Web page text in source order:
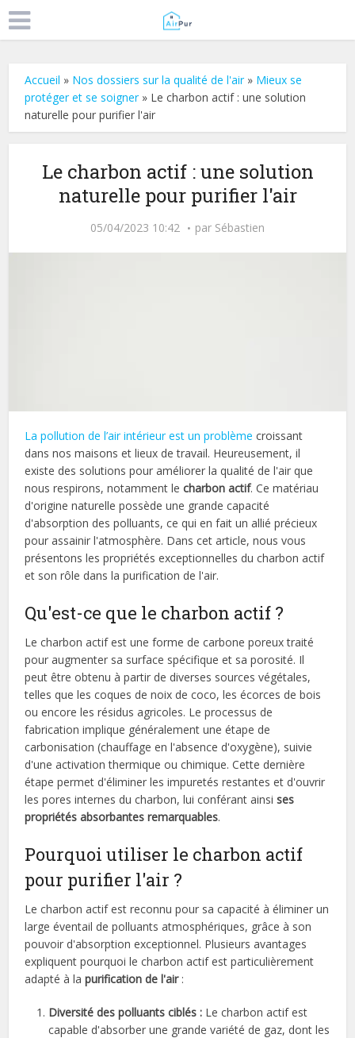
Accueil » Nos dossiers sur la qualité de l'air» Mieux se
protéger et se soigner» Le charbon actif : une solution
naturelle pour purifier l'air
Le charbon actif : une solution
naturelle pour purifier l'air
05/04/2023 10:42 par Sébastien
La pollution de l’air intérieur est un problème croissant
dans nos maisons et lieux de travail. Heureusement, il
existe des solutions pour améliorer la qualité de l'air que
nous respirons, notamment lecharbon actif. Ce matériau
d'origine naturelle possède une grande capacité
d'absorption des polluants, ce qui en fait un allié précieux
pour assainir l'atmosphère. Dans cet article, nous vous
présentons les propriétés exceptionnelles du charbon actif
et son rôle dans la purification de l'air.
Qu'est-ce que le charbon actif ?
Le charbon actif est une forme de carbone poreux traité
pour augmenter sa surface spécifique et sa porosité. Il
peut être obtenu à partir de diverses sources végétales,
telles que les coques de noix de coco, les écorces de bois
ou encore les résidus agricoles. Le processus de
fabrication implique généralement une étape de
carbonisation (chauffage en l'absence d'oxygène), suivie
d'une activation thermique ou chimique. Cette dernière
étape permet d'éliminer les impuretés restantes et d'ouvrir
les pores internes du charbon, lui conférant ainsises
propriétés absorbantes remarquables.
Pourquoi utiliser le charbon actif
pour purifier l'air ?
Le charbon actif est reconnu pour sa capacité à éliminer un
large éventail de polluants atmosphériques, grâce à son
pouvoir d'absorption exceptionnel. Plusieurs avantages
expliquent pourquoi le charbon actif est particulièrement
adapté à lapurification de l'air:
Diversité des polluants ciblés : Le charbon actif est
capable d'absorber une grande variété de gaz, dont les